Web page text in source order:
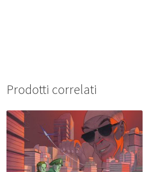
Prodotti correlati